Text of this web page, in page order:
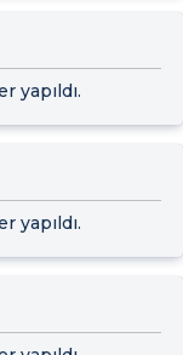
yapıldı.
yapıldı.